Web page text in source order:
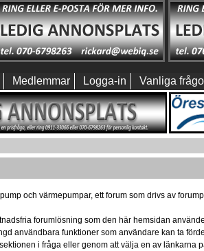
Medlemmar Logga-in Vanliga
och värmepumpar, ett forum som drivs av
forumlösning som den här hemsidan
användbara funktioner som användare kan ta
i fråga eller genom att välja en av